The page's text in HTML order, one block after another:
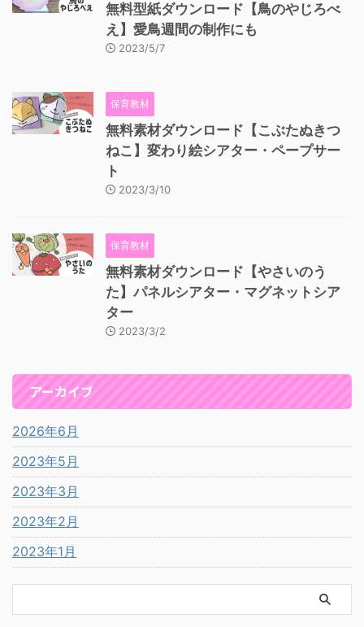
無料型紙ダウンロード【鳥のやじろべ
え】愛鳥週間の制作にも
2023/5/7
保育教材
無料素材ダウンロード【こぶたぬきつ
ねこ】変わり絵シアター・ペープサー
ト
2023/3/10
保育教材
無料素材ダウンロード【やさいのう
た】パネルシアター・マグネットシア
ター
2023/3/2
アーカイブ
2026年6月
2023年5月
2023年3月
2023年2月
2023年1月